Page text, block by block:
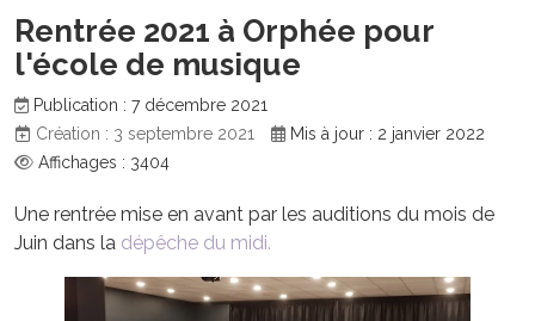
Rentrée 2021 à Orphée pour
l'école de musique
Publication : 7 décembre 2021
Création : 3 septembre 2021
Mis à jour : 2 janvier 2022
Affichages : 3404
Une rentrée mise en avant par les auditions du mois de
Juin dans la dépêche du midi.